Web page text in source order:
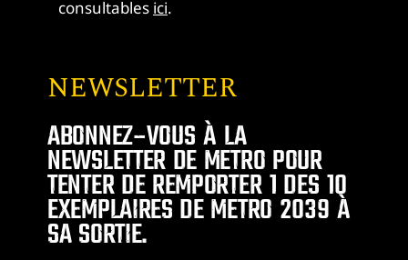
consultables ici.
NEWSLETTER
ABONNEZ-VOUS À LA
NEWSLETTER DE METRO POUR
TENTER DE REMPORTER 1 DES 10
EXEMPLAIRES DE METRO 2039 À
SA SORTIE.